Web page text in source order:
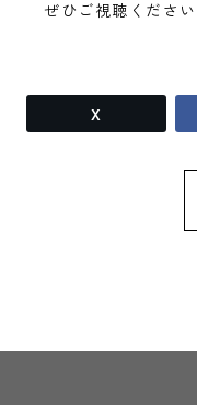
ぜひご視聴ください
X